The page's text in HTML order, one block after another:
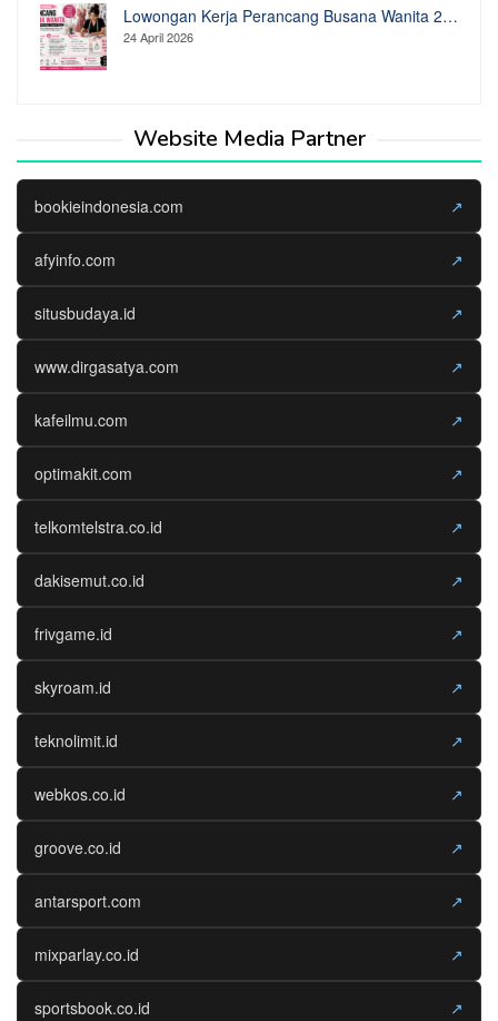
Lowongan Kerja Perancang Busana Wanita 2…
24 April 2026
Website Media Partner
bookieindonesia.com ↗
afyinfo.com ↗
situsbudaya.id ↗
www.dirgasatya.com ↗
kafeilmu.com ↗
optimakit.com ↗
telkomtelstra.co.id ↗
dakisemut.co.id ↗
frivgame.id ↗
skyroam.id ↗
teknolimit.id ↗
webkos.co.id ↗
groove.co.id ↗
antarsport.com ↗
mixparlay.co.id ↗
sportsbook.co.id ↗